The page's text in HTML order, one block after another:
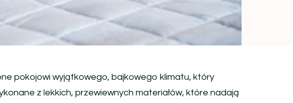
pokojowi wyjątkowego, bajkowego klimatu, który
z lekkich, przewiewnych materiałów, które nadają